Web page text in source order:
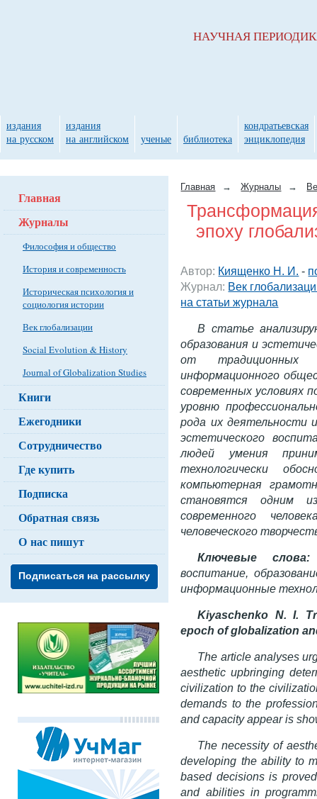
Главная → Журналы →
эпоху
Автор: Киященко Н. И. -
Журнал: Век
на статьи журнала
В статье
образования и
от традиционных
информационного
современных условиях
уровню
рода их деятельности
эстетического
людей умения
технологически
компьютерная
становятся одним
современного
человеческого
Ключевые
воспитание,
информационные
Kiyaschenko N. I.
epoch of globalization
The article analyses
aesthetic upbringing
civilization to the
demands to the
and capacity appear is
The necessity of
developing the ability to
based decisions is
and abilities in
Главная
Журналы
Философия и общество
История и современность
Историческая психология и
социология истории
Век глобализации
Social Evolution & History
Journal of Globalization Studies
Книги
Ежегодники
Сотрудничество
Где купить
Подписка
Обратная связь
О нас пишут
Подписаться на рассылку
НАУЧНАЯ
издания
на русском
издания
на английском
ученые библиотека
кондратьевская
энциклопедия